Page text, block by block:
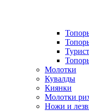
Молотки
Кувалды
Киянки
Молотки
Ножи и